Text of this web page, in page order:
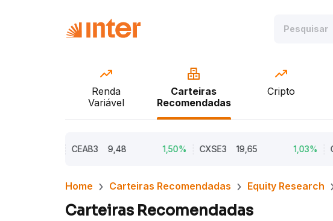
Renda
Variável
Carteiras
Recomendadas
Cripto
CEAB3 9,48 CXSE3 19,65 CYRE3
Home Carteiras Recomendadas Equity Research
Carteiras Recomendadas